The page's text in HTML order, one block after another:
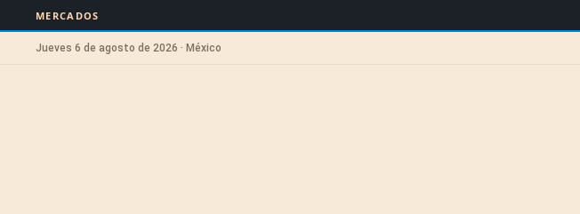
MERCADOS
Jueves 6 de agosto de 2026 · México